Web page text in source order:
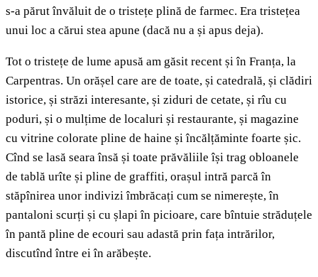
s-a părut învăluit de o tristețe plină de farmec. Era tristețea
unui loc a cărui stea apune (dacă nu a și apus deja).
Tot o tristețe de lume apusă am găsit recent și în Franța, la
Carpentras. Un orășel care are de toate, și catedrală, și clădiri
istorice, și străzi interesante, și ziduri de cetate, și rîu cu
poduri, și o mulțime de localuri și restaurante, și magazine
cu vitrine colorate pline de haine și încălțăminte foarte șic.
Cînd se lasă seara însă și toate prăvăliile își trag obloanele
de tablă urîte și pline de graffiti, orașul intră parcă în
stăpînirea unor indivizi îmbrăcați cum se nimerește, în
pantaloni scurți și cu șlapi în picioare, care bîntuie străduțele
în pantă pline de ecouri sau adastă prin fața intrărilor,
discutînd între ei în arăbește.